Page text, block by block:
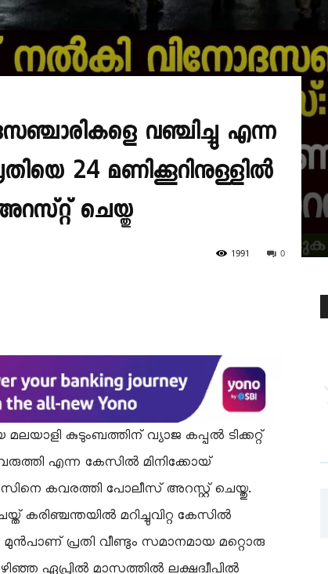
വഞ്ചിച്ചു എന്ന
24 മണിക്കൂറിനുള്ളിൽ
ചെയ്തു
0
1991
കുടുംബത്തിന് വ്യാജ കപ്പൽ ടിക്കറ്റ്
എന്ന കേസിൽ മിനിക്കോയ്
കവരത്തി പോലീസ് അറസ്റ്റ് ചെയ്തു.
കരിഞ്ചന്തയിൽ മറിച്ചുവിറ്റ കേസിൽ
മുൻപാണ് പ്രതി വീണ്ടും സമാനമായ മറ്റൊരു
ഏപ്രിൽ മാസത്തിൽ ലക്ഷദ്വീപിൽ